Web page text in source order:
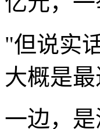
"但说实
大概是
一边，